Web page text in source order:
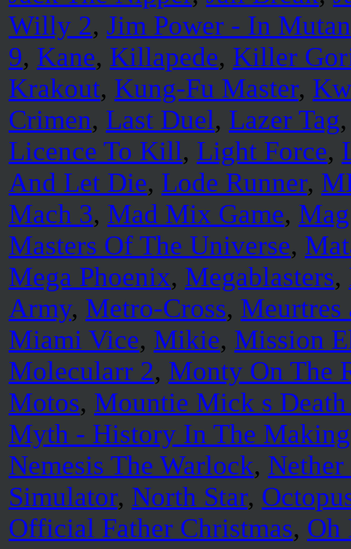
Willy 2, Jim Power - In
9, Kane, Killapede, Killer
Krakout, Kung-Fu Master,
Crimen, Last Duel, Lazer Tag
Licence To Kill, Light Force,
And Let Die, Lode Runner,
Mach 3, Mad Mix Game,
Masters Of The Universe,
Mega Phoenix, Megablasters,
Army, Metro-Cross, Meurtres
Miami Vice, Mikie, Mission
Molecularr 2, Monty On The
Motos, Mountie Mick s
Myth - History In The Making
Nemesis The Warlock,
Simulator, North Star,
Official Father Christmas, Oh